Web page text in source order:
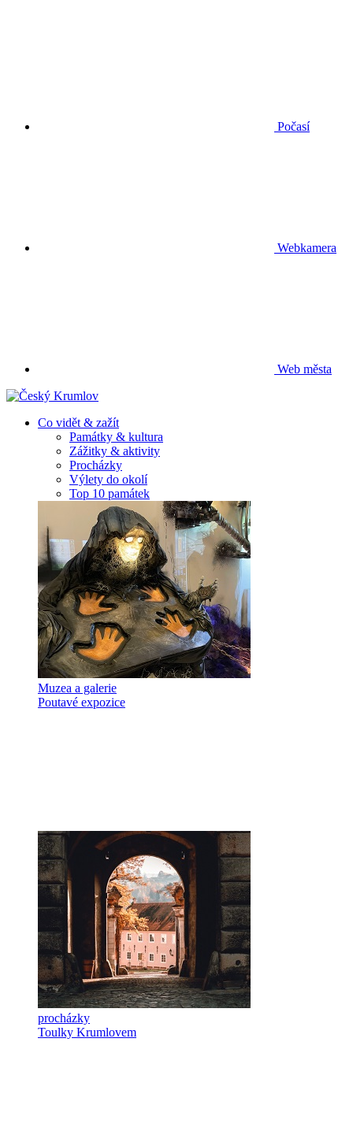
Počasí
Webkamera
Web města
Co vidět & zažít
Památky & kultura
Zážitky & aktivity
Procházky
Výlety do okolí
Top 10 památek
Muzea a galerie
Poutavé expozice
procházky
Toulky Krumlovem